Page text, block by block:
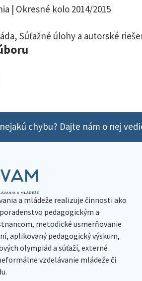
| Okresné kolo 2014/2015
, Súťažné úlohy a autorské
chybu? Dajte nám o nej
a mládeže realizuje činnosti ako
pedagogickým a
metodické usmerňovanie
aplikovaný pedagogický výskum,
olympiád a súťaží, externé
vzdelávanie mládeže či